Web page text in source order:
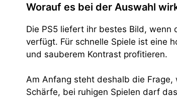
Worauf es bei der Auswahl
Die PS5 liefert ihr bestes Bild, wenn
verfügt. Für schnelle Spiele ist eine
und sauberem Kontrast profitieren.
Am Anfang steht deshalb die Frage,
Schärfe, bei ruhigen Spielen darf